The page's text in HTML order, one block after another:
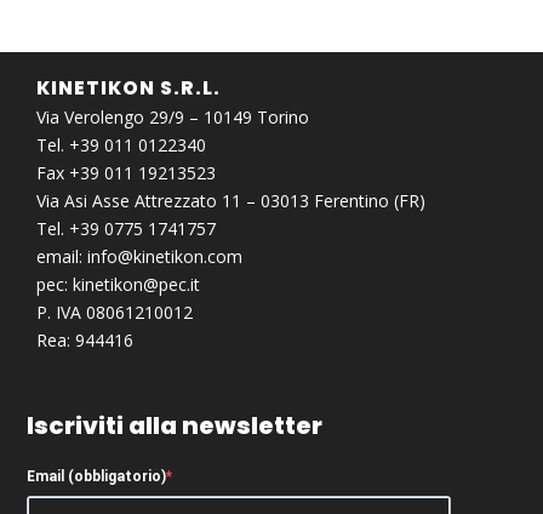
KINETIKON S.R.L.
Via Verolengo 29/9 – 10149 Torino
Tel. +39 011 0122340
Fax +39 011 19213523
Via Asi Asse Attrezzato 11 – 03013 Ferentino (FR)
Tel. +39 0775 1741757
email:info@kinetikon.com
pec:kinetikon@pec.it
P. IVA 08061210012
Rea: 944416
Iscriviti alla newsletter
Email (obbligatorio)